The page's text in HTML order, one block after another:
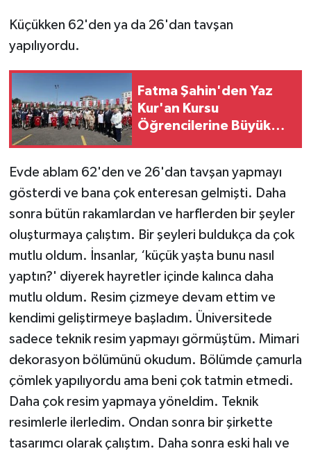
Küçükken 62'den ya da 26'dan tavşan
yapılıyordu.
Fatma Şahin'den Yaz
Kur'an Kursu
Öğrencilerine Büyük
Evde ablam 62'den ve 26'dan tavşan yapmayı
gösterdi ve bana çok enteresan gelmişti. Daha
sonra bütün rakamlardan ve harflerden bir şeyler
oluşturmaya çalıştım. Bir şeyleri buldukça da çok
mutlu oldum. İnsanlar, ‘küçük yaşta bunu nasıl
yaptın?' diyerek hayretler içinde kalınca daha
mutlu oldum. Resim çizmeye devam ettim ve
kendimi geliştirmeye başladım. Üniversitede
sadece teknik resim yapmayı görmüştüm. Mimari
dekorasyon bölümünü okudum. Bölümde çamurla
çömlek yapılıyordu ama beni çok tatmin etmedi.
Daha çok resim yapmaya yöneldim. Teknik
resimlerle ilerledim. Ondan sonra bir şirkette
tasarımcı olarak çalıştım. Daha sonra eski halı ve